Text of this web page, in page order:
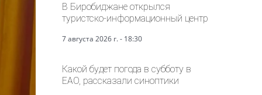
В Биробиджане открылся
туристско-информационный центр
7 августа 2026 г. - 18:30
Какой будет погода в субботу в
ЕАО, рассказали синоптики